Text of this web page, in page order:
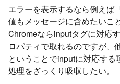
エラーを表示するなら例えば
値もメッセージに含めたいこ
Chromeならinputタグに対応
ロパティで取れるのですが、
ということでinputに対応す
処理をざっくり吸収したい。